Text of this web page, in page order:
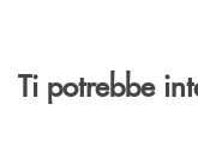
Ti potrebbe